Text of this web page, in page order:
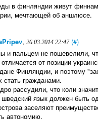
в финляндии живут
мечтающей об аншлюсе.
, 26.03.2014 22:47 (#)
и пальцем не пошевелили,
от позиции
Финляндии, и поэтому
стать гражданами.
рассудили, что коли
язык должен быть
заселяют
автономию.